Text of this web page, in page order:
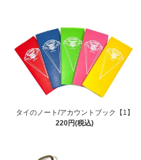
タイのノート/アカウントブック【1】
220円(税込)